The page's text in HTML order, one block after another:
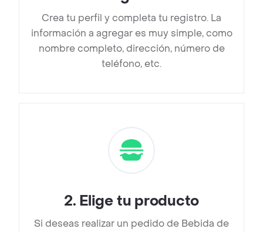
Crea tu perfil y completa tu registro. La
información a agregar es muy simple, como
nombre completo, dirección, número de
teléfono, etc.
2. Elige tu producto
Si deseas realizar un pedido de Bebida de